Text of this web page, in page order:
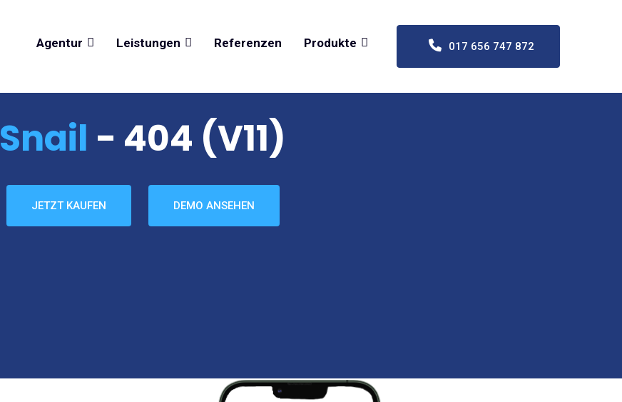
017 656 747 872
Agentur Leistungen Referenzen Produkte
Snail - 404 (v11)
JETZT KAUFEN DEMO ANSEHEN